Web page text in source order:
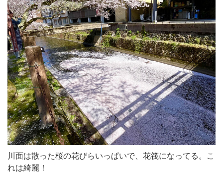
川面は散った桜の花びらいっぱいで、花筏になってる。こ
れは綺麗！